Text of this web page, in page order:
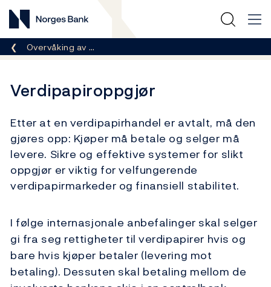
Norges Bank
Her er du nå:
Overvåking av …
Verdipapiroppgjør
Etter at en verdipapirhandel er avtalt, må den
gjøres opp: Kjøper må betale og selger må
levere. Sikre og effektive systemer for slikt
oppgjør er viktig for velfungerende
verdipapirmarkeder og finansiell stabilitet.
I følge internasjonale anbefalinger skal selger
gi fra seg rettigheter til verdipapirer hvis og
bare hvis kjøper betaler (levering mot
betaling). Dessuten skal betaling mellom de